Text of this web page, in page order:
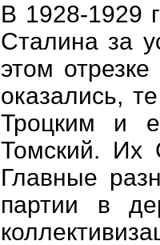
В 1928-1929
Сталина за
этом
оказались,
Троцким и
Томский. Их
Главные
партии в